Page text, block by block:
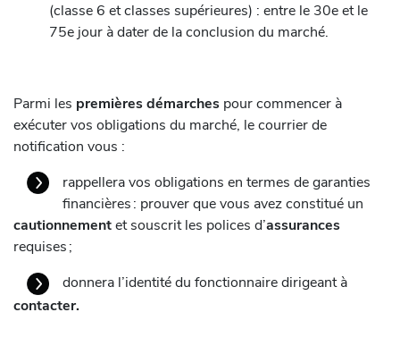
(classe 6 et classes supérieures) : entre le 30e et le
75e jour à dater de la conclusion du marché.
Parmi les premières démarches pour commencer à
exécuter vos obligations du marché, le courrier de
notification vous :
rappellera vos obligations en termes de garanties
financières : prouver que vous avez constitué un
cautionnementet souscrit les polices d’assurances
requises ;
donnera l’identité du fonctionnaire dirigeant à
contacter.